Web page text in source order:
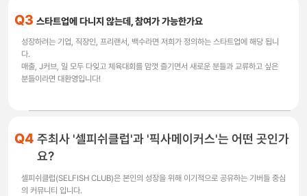
Q3 스타트업에 다니지 않는데, 참여가 가능한가요
성장하려는 기업, 직장인, 프리랜서, 백수라면 저희가 정의하는 스타트업에 해당 됩니
다.
매출, J커브, 일 모두 다잊고 체육대회를 맘껏 즐기면서 새로운 분들과 교류하고 싶은
분들이라면 대환영입니다!
Q4 주최사 '셀피쉬클럽'과 '픽사메이커스'는 어떤 곳인가
요?
셀피쉬클럽(SELFISH CLUB)은 본인의 성장을 위해 이기적으로 공유하는 기버들 중심
의 커뮤니티 입니다.